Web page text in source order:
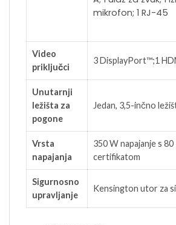
mikrofon; 1 RJ-45
Video
priključci
3 DisplayPort™;1
Unutarnji
ležišta za
pogone
Jedan, 3,5-inčno
Vrsta
napajanja
350 W napajanje s
certifikatom
Sigurnosno
upravljanje
Kensington utor za